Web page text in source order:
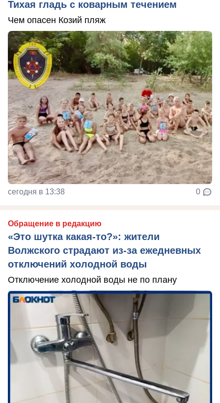
Тихая гладь с коварным течением
Чем опасен Козий пляж
сегодня в 13:38 0
Обращение в редакцию
«Это шутка какая-то?»: жители
Волжского страдают из‑за ежедневных
отключений холодной воды
Отключение холодной воды не по плану